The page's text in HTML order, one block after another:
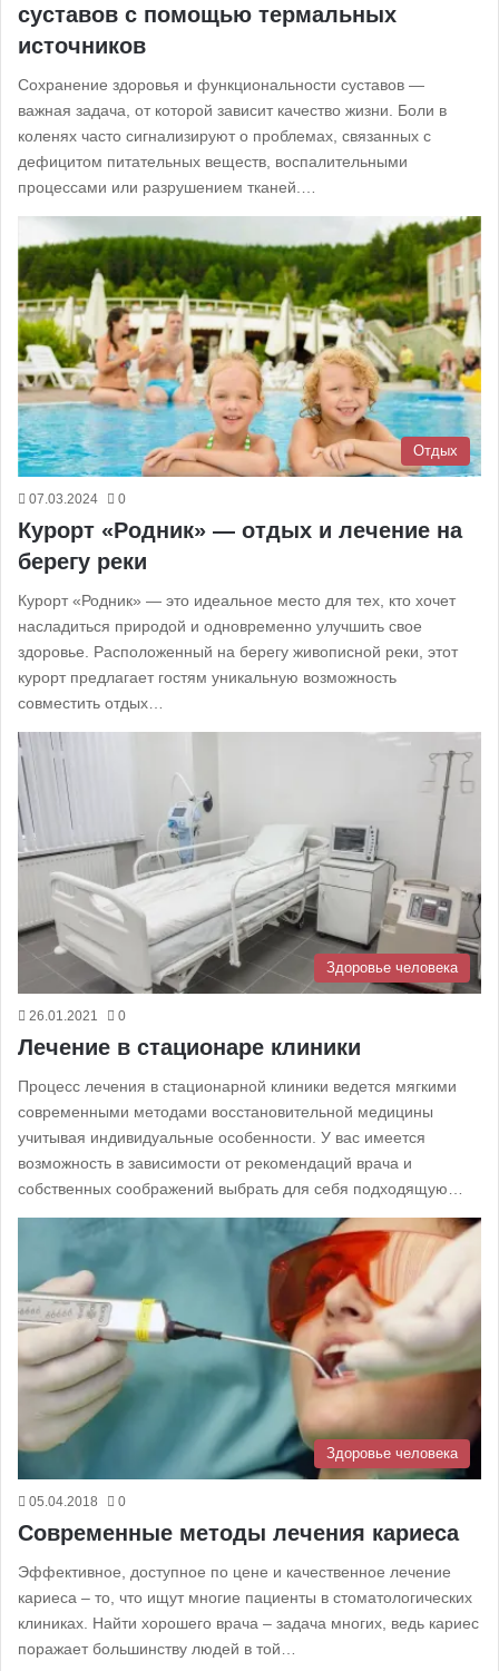
суставов с помощью термальных
источников
Сохранение здоровья и функциональности суставов —
важная задача, от которой зависит качество жизни. Боли в
коленях часто сигнализируют о проблемах, связанных с
дефицитом питательных веществ, воспалительными
процессами или разрушением тканей.…
Отдых
07.03.2024 0
Курорт «Родник» — отдых и лечение на
берегу реки
Курорт «Родник» — это идеальное место для тех, кто хочет
насладиться природой и одновременно улучшить свое
здоровье. Расположенный на берегу живописной реки, этот
курорт предлагает гостям уникальную возможность
совместить отдых…
Здоровье человека
26.01.2021 0
Лечение в стационаре клиники
Процесс лечения в стационарной клиники ведется мягкими
современными методами восстановительной медицины
учитывая индивидуальные особенности. У вас имеется
возможность в зависимости от рекомендаций врача и
собственных соображений выбрать для себя подходящую…
Здоровье человека
05.04.2018 0
Современные методы лечения кариеса
Эффективное, доступное по цене и качественное лечение
кариеса – то, что ищут многие пациенты в стоматологических
клиниках. Найти хорошего врача – задача многих, ведь кариес
поражает большинству людей в той…